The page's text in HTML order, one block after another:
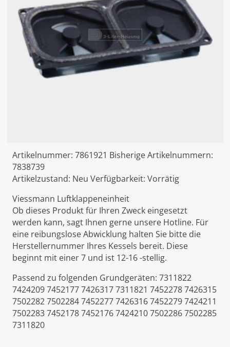
Artikelnummer: 7861921 Bisherige Artikelnummern:
7838739
Artikelzustand: Neu Verfügbarkeit: Vorrätig
Viessmann Luftklappeneinheit
Ob dieses Produkt für Ihren Zweck eingesetzt
werden kann, sagt Ihnen gerne unsere Hotline. Für
eine reibungslose Abwicklung halten Sie bitte die
Herstellernummer Ihres Kessels bereit. Diese
beginnt mit einer 7 und ist 12-16 -stellig.
Passend zu folgenden Grundgeräten: 7311822
7424209 7452177 7426317 7311821 7452278 7426315
7502282 7502284 7452277 7426316 7452279 7424211
7502283 7452178 7452176 7424210 7502286 7502285
7311820